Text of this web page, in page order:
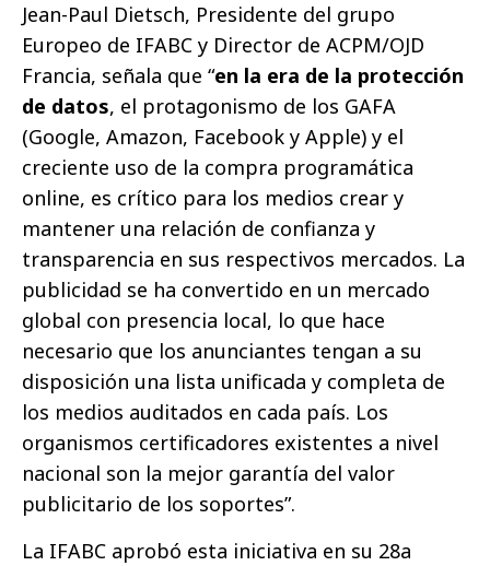
Jean-Paul Dietsch, Presidente del grupo
Europeo de IFABC y Director de ACPM/OJD
Francia, señala que “en la era de la protección
de datos, el protagonismo de los GAFA
(Google, Amazon, Facebook y Apple) y el
creciente uso de la compra programática
online, es crítico para los medios crear y
mantener una relación de confianza y
transparencia en sus respectivos mercados. La
publicidad se ha convertido en un mercado
global con presencia local, lo que hace
necesario que los anunciantes tengan a su
disposición una lista unificada y completa de
los medios auditados en cada país. Los
organismos certificadores existentes a nivel
nacional son la mejor garantía del valor
publicitario de los soportes”.
La IFABC aprobó esta iniciativa en su 28a